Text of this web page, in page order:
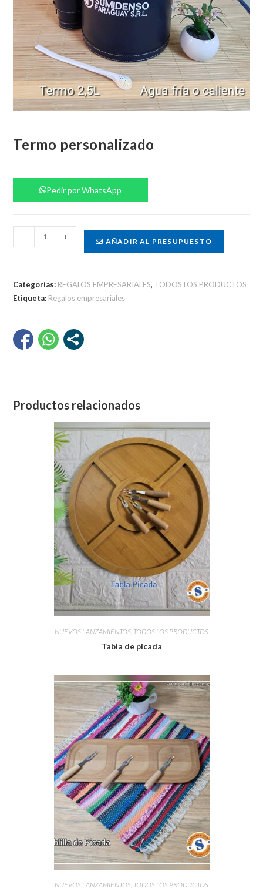
Termo personalizado
Pedir por WhatsApp
personalizado
- + AÑADIR AL PRESUPUESTO
Categorías: REGALOS EMPRESARIALES, TODOS LOS PRODUCTOS
Etiqueta: Regalos empresariales
Productos relacionados
NUEVOS LANZAMIENTOS TODOS LOS PRODUCTOS
Tabla de picada
NUEVOS LANZAMIENTOS, TODOS LOS PRODUCTOS